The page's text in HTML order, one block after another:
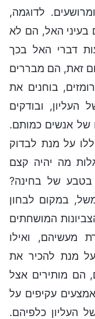
לדוגמה,
בעיני האל, הם לא
דברי האל בכך
זאת, הם מבררים
בוחנים את
העליון, ובודקים
של אנשים כמותם.
על מנת לבדוק
מה יהיה קצם
בטבע של בחינה?
במקום לבחון
המושחתים
מעשיהם, ואילו
מנת להכיר את
הם מותירים אצל
עקיפים על
העליון כלפיהם.